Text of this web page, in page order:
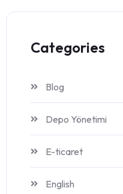
Categories
Blog
Depo Yönetimi
E-ticaret
English